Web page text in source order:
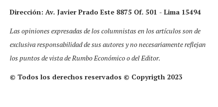
Dirección: Av. Javier Prado Este 8875 Of. 501 - Lima 15494
Las opiniones expresadas de los columnistas en los artículos son de
exclusiva responsabilidad de sus autores y no necesariamente reflejan
los puntos de vista de Rumbo Económico o del Editor.
© Todos los derechos reservados © Copyrigth 2023